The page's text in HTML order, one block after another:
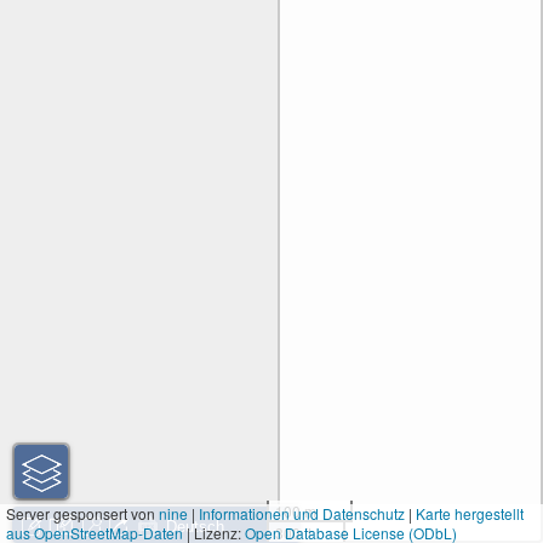
100 m
300 ft
Server gesponsert vonnine|Informationen und Datenschutz | Karte hergestellt
aus OpenStreetMap-Daten| Lizenz:Open Database License (ODbL)